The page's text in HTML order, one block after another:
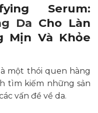
Serum:
Da Cho Làn
Mịn Và Khỏe
một thói quen hàng
tìm kiếm những sản
vấn đề về da.